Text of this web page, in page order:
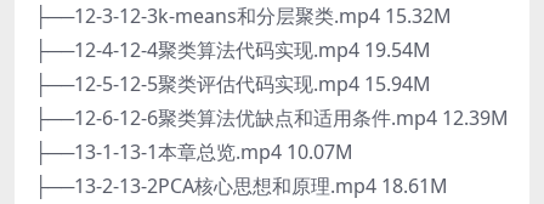
├──12-3-12-3k-means和分层聚类.mp4 15.32M
├──12-4-12-4聚类算法代码实现.mp4 19.54M
├──12-5-12-5聚类评估代码实现.mp4 15.94M
├──12-6-12-6聚类算法优缺点和适用条件.mp4 12.39M
├──13-1-13-1本章总览.mp4 10.07M
├──13-2-13-2PCA核心思想和原理.mp4 18.61M